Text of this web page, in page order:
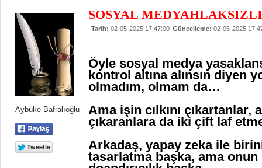
Aybüke Bafralıoğlu
SOSYAL
Tarih: 02-05-2025 17:47:00 Güncelleme: 02-05-2025
Öyle sosyal medya
kontrol altına alınsın diyen
olmadım, olmam da…
Ama işin cılkını
çıkaranlara da iki çift laf
Arkadaş, yapay zeka ile
tasarlatma başka, ama